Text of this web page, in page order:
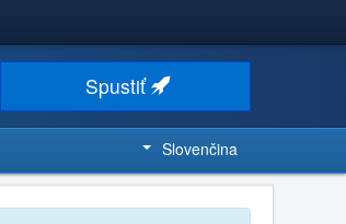
Spustiť
Slovenčina